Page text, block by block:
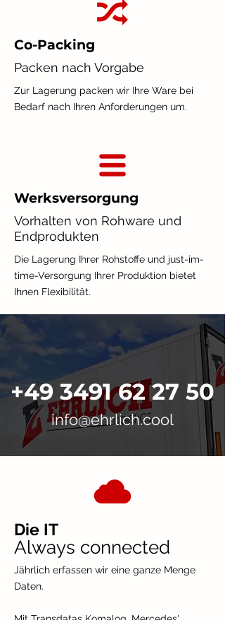
Co-Packing
Packen nach Vorgabe
Zur Lagerung packen wir Ihre Ware bei
Bedarf nach Ihren Anforderungen um.
Werksversorgung
Vorhalten von Rohware und
Endprodukten
Die Lagerung Ihrer Rohstoffe und just-im-
time-Versorgung Ihrer Produktion bietet
Ihnen Flexibilität.
+49 3491 62 27 50
info@ehrlich.cool
Die IT
Always connected
Jährlich erfassen wir eine ganze Menge
Daten.